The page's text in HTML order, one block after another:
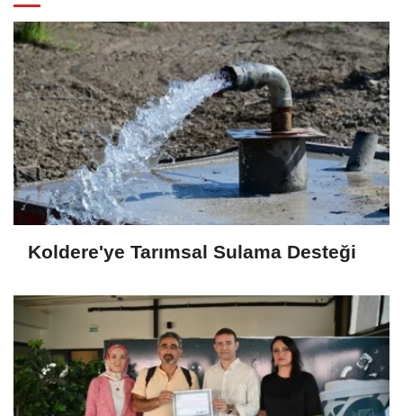
Koldere'ye Tarımsal Sulama Desteği